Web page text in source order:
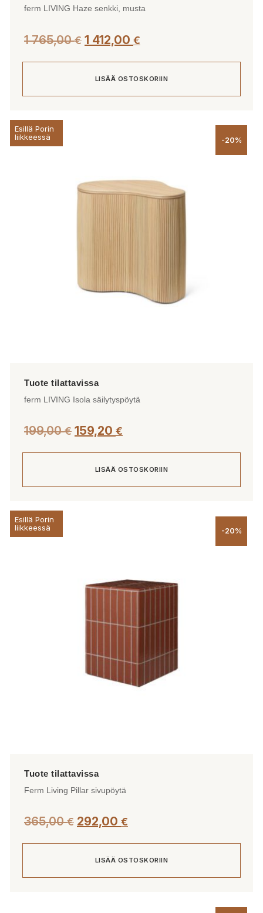
ferm LIVING Haze senkki, musta
1 765,00€ 1 412,00 €
LISÄÄ OSTOSKORIIN
Esillä Porin
liikkeessä
-20%
ferm LIVING Isola säilytyspöytä
199,00€ 159,20 €
LISÄÄ OSTOSKORIIN
Esillä Porin
liikkeessä
-20%
Ferm Living Pillar sivupöytä
365,00€ 292,00 €
LISÄÄ OSTOSKORIIN